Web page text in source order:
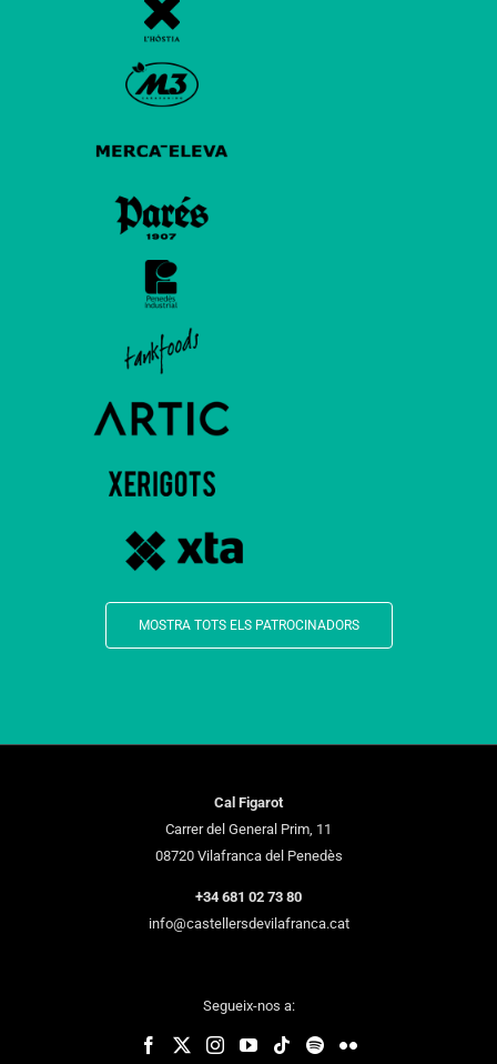
MOSTRA TOTS ELS PATROCINADORS
Cal Figarot
Carrer del General Prim, 11
08720 Vilafranca del Penedès
+34 681 02 73 80
info@castellersdevilafranca.cat
Segueix-nos a: